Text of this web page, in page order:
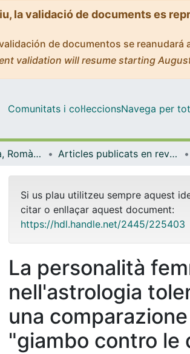
la validació de documents es
de documentos se
validation will resume starting
Comunitats i col·leccionsNavega per
Filologia Clàssica, Romànica i Semítica Articles publicats en revistes (Filologia Clàssica, Romànica i Semítica)
Si us plau utilitzeu sempre aquest
citar o enllaçar aquest document:
https://hdl.handle.net/2445/225403
La personalità
nell'astrologia
una
"giambo contro le